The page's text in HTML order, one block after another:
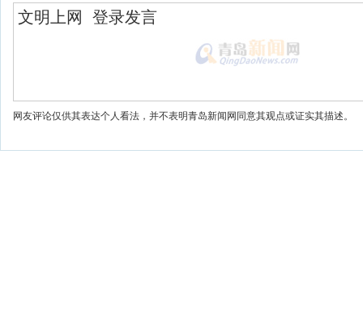
网友评论仅供其表达个人看法，并不表明青岛新闻网同意其观点或证实其描述。